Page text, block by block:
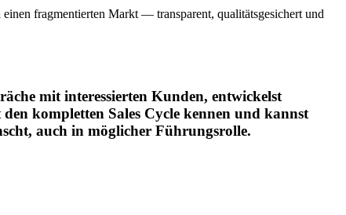
fragmentierten Markt — transparent, qualitätsgesichert und
mit interessierten Kunden, entwickelst
kompletten Sales Cycle kennen und kannst
auch in möglicher Führungsrolle.